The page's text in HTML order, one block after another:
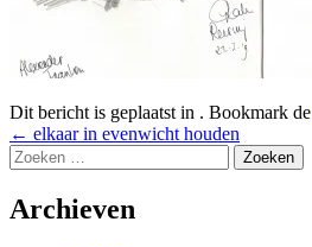
Dit bericht is geplaatst in . Bookmark de
Bericht
navigatie
← elkaar in evenwicht houden
Zoeken
naar:
Archieven